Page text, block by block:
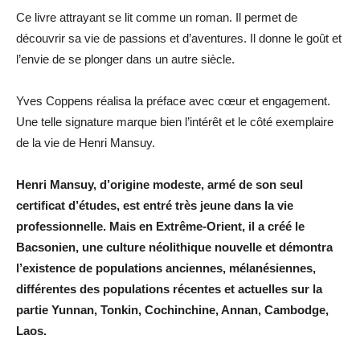
Ce livre attrayant se lit comme un roman. Il permet de
découvrir sa vie de passions et d’aventures. Il donne le goût et
l’envie de se plonger dans un autre siècle.
Yves Coppens réalisa la préface avec cœur et engagement.
Une telle signature marque bien l’intérêt et le côté exemplaire
de la vie de Henri Mansuy.
Henri Mansuy, d’origine modeste, armé de son seul
certificat d’études, est entré très jeune dans la vie
professionnelle. Mais en Extrême-Orient, il a créé le
Bacsonien, une culture néolithique nouvelle et démontra
l’existence de populations anciennes, mélanésiennes,
différentes des populations récentes et actuelles sur la
partie Yunnan, Tonkin, Cochinchine, Annan, Cambodge,
Laos.